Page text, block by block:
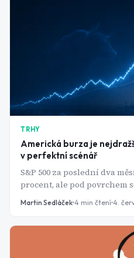
TRHY
Americká burza je
v perfektní scénář
S&P 500 za poslední dva
procent, ale pod povrchem
čísla. Inflace zrychluje,
Martin Sedláček 4 min čtení 4.